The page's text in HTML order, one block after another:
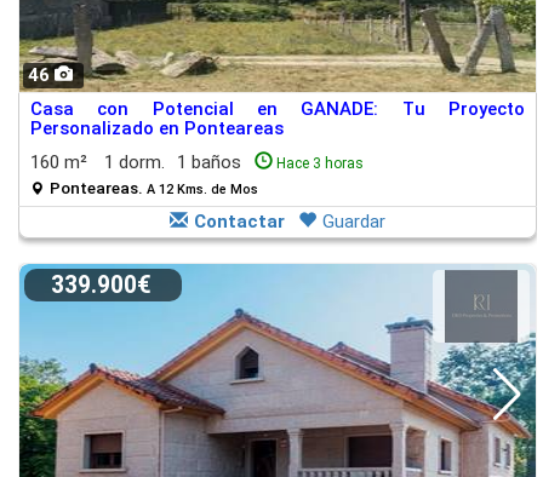
46
Casa con Potencial en GANADE: Tu Proyecto
Personalizado en Ponteareas
160 m²
1 dorm. 1 baños Hace 3 horas
Ponteareas. A 12 Kms. de Mos
Contactar Guardar
339.900€